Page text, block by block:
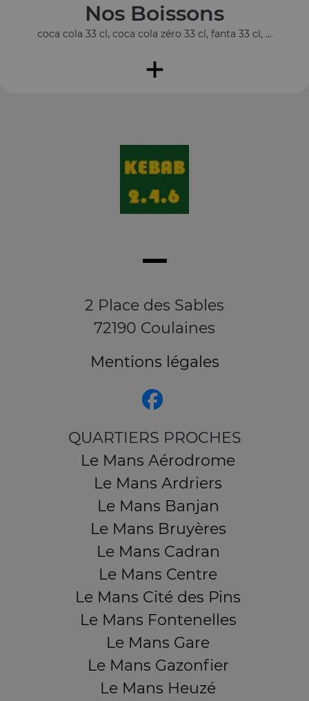
Nos Boissons
coca cola 33 cl, coca cola zéro 33 cl, fanta 33 cl, ...
+
2 Place des Sables
72190 Coulaines
Mentions légales
QUARTIERS PROCHES
Le Mans Aérodrome
Le Mans Ardriers
Le Mans Banjan
Le Mans Bruyères
Le Mans Cadran
Le Mans Centre
Le Mans Cité des Pins
Le Mans Fontenelles
Le Mans Gare
Le Mans Gazonfier
Le Mans Heuzé